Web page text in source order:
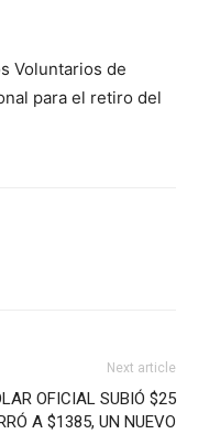
Voluntarios de
para el retiro del
Next article
OFICIAL SUBIÓ $25
A $1385, UN NUEVO